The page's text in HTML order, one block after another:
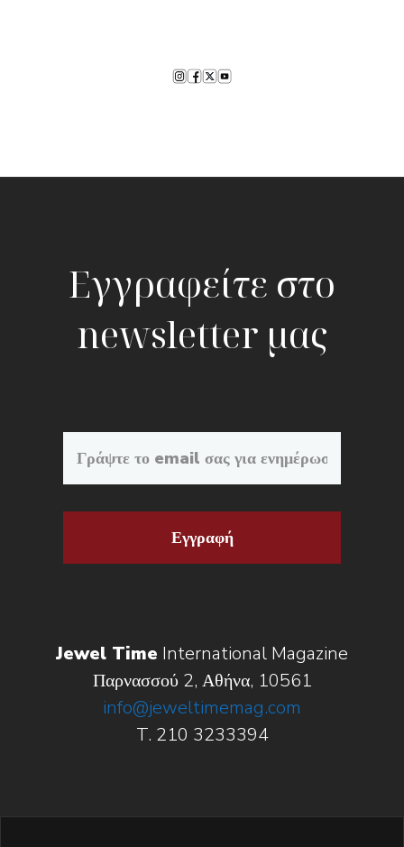
Εγγραφείτε στο
newsletter μας
Εγγραφή
Jewel Time International Magazine
Παρνασσού 2, Αθήνα, 10561
info@jeweltimemag.com
T. 210 3233394